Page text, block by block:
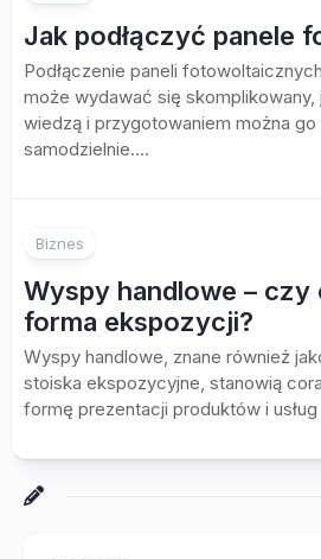
Jak podłączyć panele
Podłączenie paneli
może wydawać się
wiedzą i przygotowaniem można
samodzielnie....
Biznes
Wyspy handlowe – czy
forma ekspozycji?
Wyspy handlowe, znane również
stoiska ekspozycyjne, stanowią
formę prezentacji produktów i